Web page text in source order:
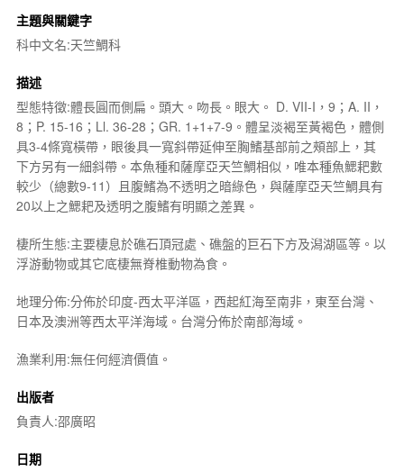
主題與關鍵字
科中文名:天竺鯛科
描述
型態特徵:體長圓而側扁。頭大。吻長。眼大。 D. VII-I，9；A. II，
8；P. 15-16；Ll. 36-28；GR. 1+1+7-9。體呈淡褐至黃褐色，體側
具3-4條寬橫帶，眼後具一寬斜帶延伸至胸鰭基部前之頰部上，其
下方另有一細斜帶。本魚種和薩摩亞天竺鯛相似，唯本種魚鰓耙數
較少（總數9-11）且腹鰭為不透明之暗綠色，與薩摩亞天竺鯛具有
20以上之鰓耙及透明之腹鰭有明顯之差異。
棲所生態:主要棲息於礁石頂冠處、礁盤的巨石下方及潟湖區等。以
浮游動物或其它底棲無脊椎動物為食。
地理分佈:分佈於印度-西太平洋區，西起紅海至南非，東至台灣、
日本及澳洲等西太平洋海域。台灣分佈於南部海域。
漁業利用:無任何經濟價值。
出版者
負責人:邵廣昭
日期